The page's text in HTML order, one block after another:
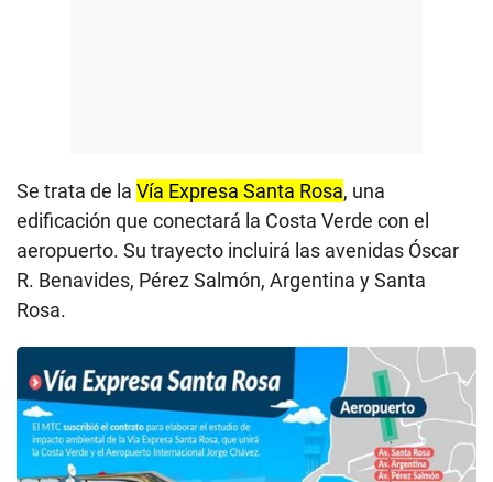
Se trata de la Vía Expresa Santa Rosa, una
edificación que conectará la Costa Verde con el
aeropuerto. Su trayecto incluirá las avenidas Óscar
R. Benavides, Pérez Salmón, Argentina y Santa
Rosa.